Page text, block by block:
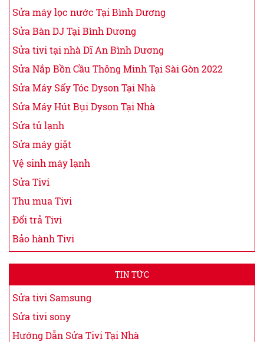
Sửa máy lọc nước Tại Bình Dương
Sửa Bàn DJ Tại Bình Dương
Sửa tivi tại nhà Dĩ An Bình Dương
Sửa Nắp Bồn Cầu Thông Minh Tại Sài Gòn 2022
Sửa Máy Sấy Tóc Dyson Tại Nhà
Sửa Máy Hút Bụi Dyson Tại Nhà
Sửa tủ lạnh
Sửa máy giặt
Vệ sinh máy lạnh
Sửa Tivi
Thu mua Tivi
Đổi trả Tivi
Bảo hành Tivi
TIN TỨC
Sửa tivi Samsung
Sửa tivi sony
Hướng Dẫn Sửa Tivi Tại Nhà